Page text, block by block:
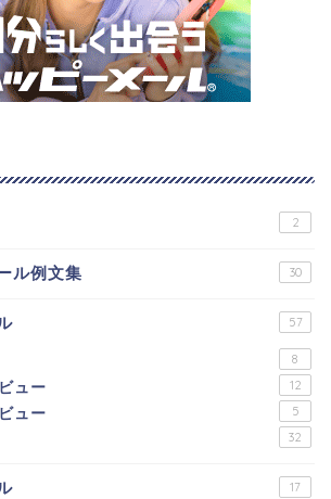
2
ル例文集 30
57
8
ュー 12
ュー 5
32
17